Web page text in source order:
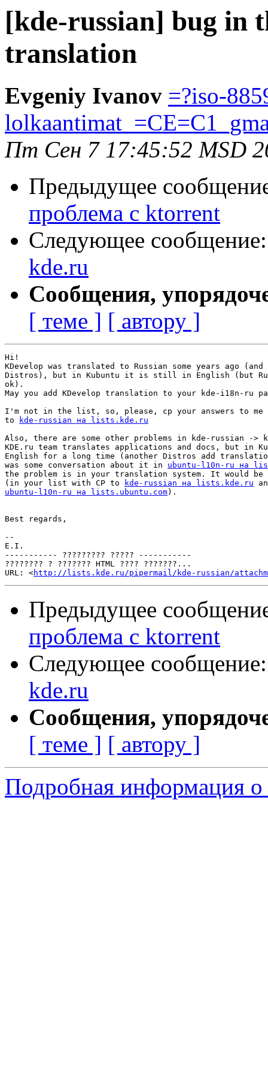
[kde-russian] bug in
translation
Evgeniy Ivanov =?iso-
Пт Сен 7 17:45:52 MSD
Предыдущее
проблема с ktorrent
Следующее
kde.ru
Сообщения,
[ теме ] [ автору ]
Hi!
KDevelop was translated to Russian some years ago
Distros), but in Kubuntu it is still in English (but
ok).
May you add KDevelop translation to your kde-i18n-ru
I'm not in the list, so, please, cp your answers to
to
kde-russian на lists.kde.ru
Also, there are some other problems in kde-russian ->
KDE.ru team translates applications and docs, but in
English for a long time (another Distros add
was some conversation about it in ubuntu-l10n-ru на
the problem is in your translation system. It would
(in your list with CP to
kde-russian на lists.kde.ru
ubuntu-l10n-ru на lists.ubuntu.com).
Best regards,
--
E.I.
----------- ????????? ????? -----------
???????? ? ??????? HTML ???? ???????...
URL: <http://lists.kde.ru/pipermail/kde-russian/
Предыдущее
проблема с ktorrent
Следующее
kde.ru
Сообщения,
[ теме ] [ автору ]
Подробная информация о